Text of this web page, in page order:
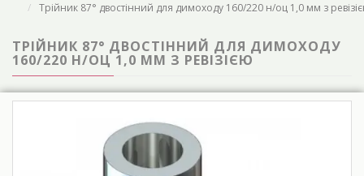
Трійник 87° двостінний для димоходу 160/220 н/оц 1,0 мм з
ТРІЙНИК 87° ДВОСТІННИЙ ДЛЯ ДИМОХОДУ
160/220 Н/ОЦ 1,0 ММ З РЕВІЗІЄЮ